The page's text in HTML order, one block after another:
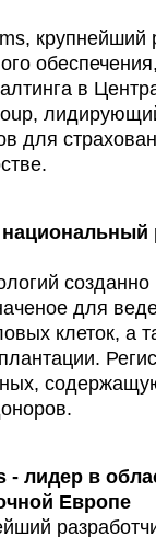
крупнейший
в
для
для
клеток, а
- лидер в
Европе